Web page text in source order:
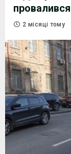
2 місяці тому